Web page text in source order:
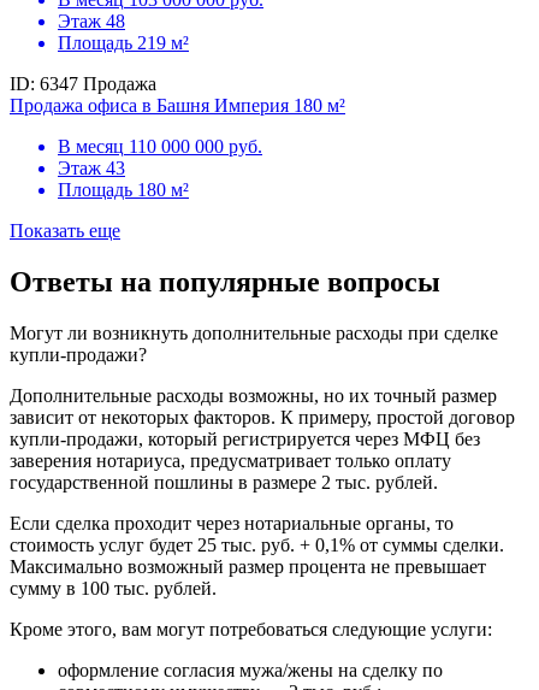
Этаж 48
Площадь 219 м²
ID: 6347 Продажа
Продажа офиса в Башня Империя 180 м²
В месяц 110 000 000 руб.
Этаж 43
Площадь 180 м²
Показать еще
Ответы на популярные вопросы
Могут ли возникнуть дополнительные расходы при сделке
купли-продажи?
Дополнительные расходы возможны, но их точный размер
зависит от некоторых факторов. К примеру, простой договор
купли-продажи, который регистрируется через МФЦ без
заверения нотариуса, предусматривает только оплату
государственной пошлины в размере 2 тыс. рублей.
Если сделка проходит через нотариальные органы, то
стоимость услуг будет 25 тыс. руб. + 0,1% от суммы сделки.
Максимально возможный размер процента не превышает
сумму в 100 тыс. рублей.
Кроме этого, вам могут потребоваться следующие услуги:
оформление согласия мужа/жены на сделку по